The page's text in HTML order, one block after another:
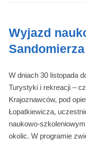
Wyjazd
W dniach 30 listopada
Turystyki i rekreacji –
Krajoznawców, pod
Łopatkiewicza,
naukowo-
okolic. W programie